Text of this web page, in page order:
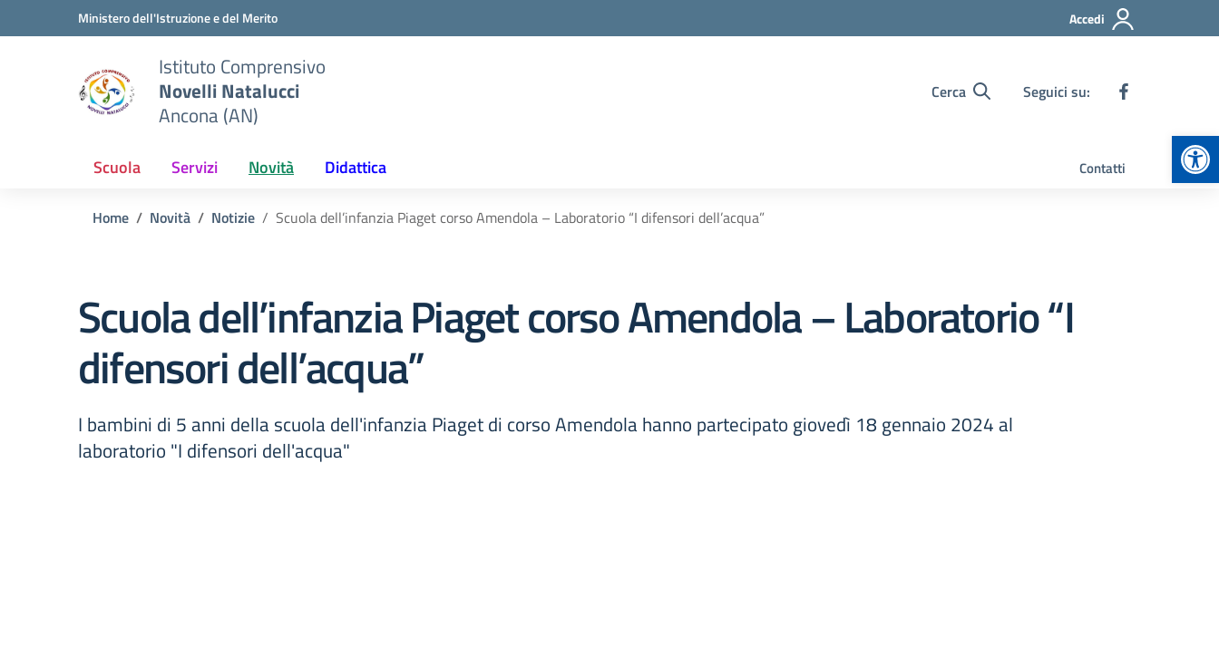
Vai ai contenuti
Vai al menu di navigazioneMinistero dell'Istruzione e del Merito Accedi
Istituto Comprensivo
Novelli Natalucci
Ancona (AN)
Cerca Seguici su:
Scuola Servizi Novità Didattica Contatti
Home Novità Notizie Scuola dell’infanzia Piaget corso Amendola – Laboratorio “I difensori dell’acqua”
Scuola dell’infanzia Piaget corso Amendola – Laboratorio “I
difensori dell’acqua”
I bambini di 5 anni della scuola dell'infanzia Piaget di corso Amendola hanno partecipato giovedì 18 gennaio 2024 al
laboratorio "I difensori dell'acqua"